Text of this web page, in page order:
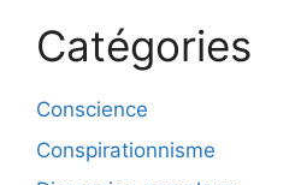
Catégories
Conscience
Conspirationnisme